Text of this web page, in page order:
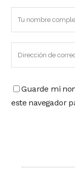
Guarde mi
este navegador